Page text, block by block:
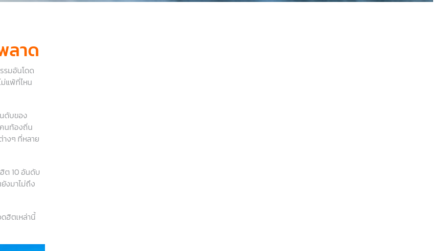
ลาด
รมอันโดด
แพ้ที่ไหน
ดับของ
นท้องถิ่น
างๆ ที่หลาย
ต 10 อันดับ
งมาไม่ถึง
ฮิตเหล่านี้